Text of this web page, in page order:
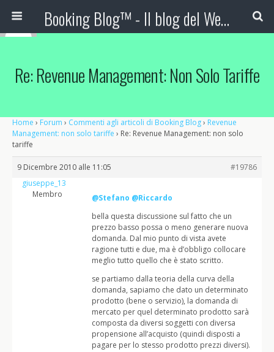
Booking Blog™ - Il blog del Web Marketing Turistico
Re: Revenue Management: Non Solo Tariffe
Home › Forum › Commenti agli articoli di Booking Blog› Revenue
Management: non solo tariffe › Re: Revenue Management: non solo
tariffe
9 Dicembre 2010 alle 11:05
#19786
giuseppe_13
Membro
@Stefano @Riccardo
bella questa discussione sul fatto che un
prezzo basso possa o meno generare nuova
domanda. Dal mio punto di vista avete
ragione tutti e due, ma è d’obbligo collocare
meglio tutto quello che è stato scritto.
se partiamo dalla teoria della curva della
domanda, sapiamo che dato un determinato
prodotto (bene o servizio), la domanda di
mercato per quel determinato prodotto sarà
composta da diversi soggetti con diversa
propensione all’acquisto (quindi disposti a
pagare per lo stesso prodotto prezzi diversi).